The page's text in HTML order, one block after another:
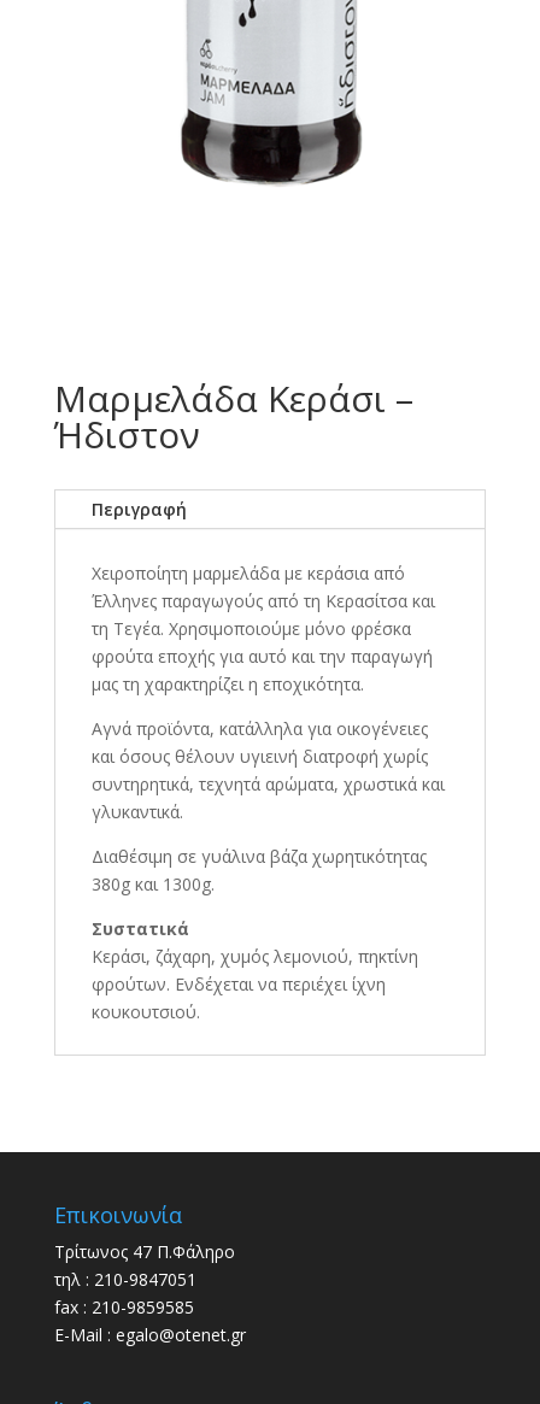
Μαρμελάδα Κεράσι –
Ήδιστον
Περιγραφή
Χειροποίητη μαρμελάδα με κεράσια από
Έλληνες παραγωγούς από τη Κερασίτσα και
τη Τεγέα. Χρησιμοποιούμε μόνο φρέσκα
φρούτα εποχής για αυτό και την παραγωγή
μας τη χαρακτηρίζει η εποχικότητα.
Αγνά προϊόντα, κατάλληλα για οικογένειες
και όσους θέλουν υγιεινή διατροφή χωρίς
συντηρητικά, τεχνητά αρώματα, χρωστικά και
γλυκαντικά.
Διαθέσιμη σε γυάλινα βάζα χωρητικότητας
380g και 1300g.
Συστατικά
Κεράσι, ζάχαρη, χυμός λεμονιού, πηκτίνη
φρούτων. Ενδέχεται να περιέχει ίχνη
κουκουτσιού.
Επικοινωνία
Τρίτωνος 47 Π.Φάληρο
τηλ : 210-9847051
fax : 210-9859585
E-Mail : egalo@otenet.gr